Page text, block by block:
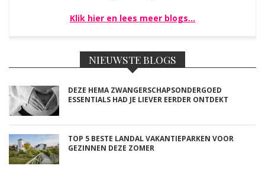
Klik hier en lees meer blogs…
NIEUWSTE BLOGS
DEZE HEMA ZWANGERSCHAPSONDERGOED
ESSENTIALS HAD JE LIEVER EERDER ONTDEKT
TOP 5 BESTE LANDAL VAKANTIEPARKEN VOOR
GEZINNEN DEZE ZOMER